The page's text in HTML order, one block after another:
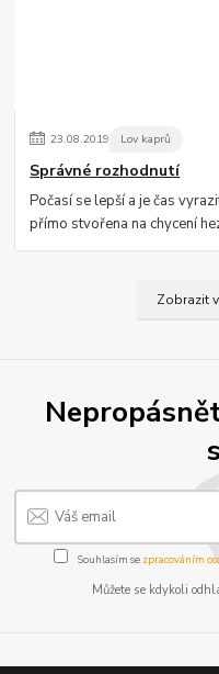
23.08.2019 Lov kaprů
Správné rozhodnutí
Počasí se lepší a je čas
přímo stvořena na chycení
Zobrazit
Souhlasím se zpracováním
Můžete se kdykoli